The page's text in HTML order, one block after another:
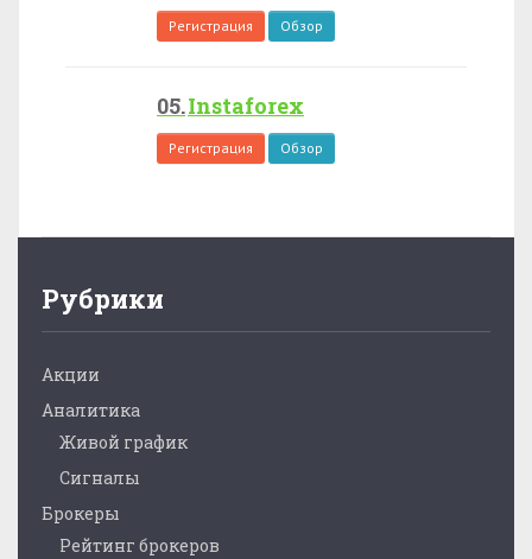
Регистрация Обзор
Instaforex
Регистрация Обзор
Рубрики
Акции
Аналитика
Живой график
Сигналы
Брокеры
Рейтинг брокеров